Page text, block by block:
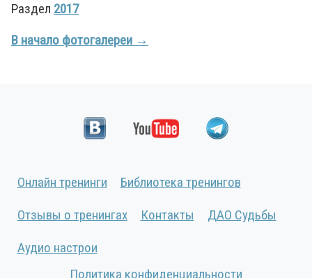
Раздел 2017
В начало фотогалереи →
Онлайн тренинги Библиотека тренингов
Отзывы о тренингах Контакты ДАО Судьбы
Аудио настрои
Политика конфиденциальности